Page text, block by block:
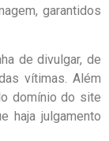
garantidos
de divulgar, de
vítimas. Além
domínio do site
haja julgamento